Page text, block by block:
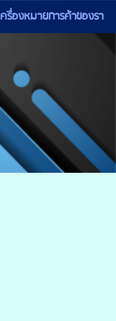
ครื่องหมายการค้าของรา